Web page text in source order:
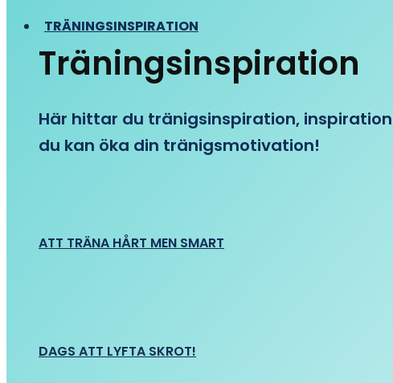
TRÄNINGSINSPIRATION
Träningsinspiration
Här hittar du tränigsinspiration,
du kan öka din tränigsmotivation!
ATT TRÄNA HÅRT MEN SMART
DAGS ATT LYFTA SKROT!